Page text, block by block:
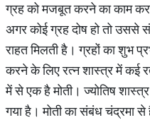
ग्रह को मजबूत करने का काम
अगर कोई ग्रह दोष हो तो उससे
राहत मिलती है। ग्रहों का शुभ
करने के लिए रत्न शास्त्र में कई
में से एक है मोती। ज्योतिष शास्त्र
गया है। मोती का संबंध चंद्रमा